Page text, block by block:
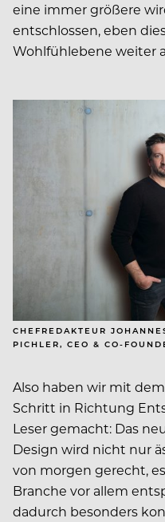
eine immer größere
entschlossen, eben
Wohlfühlebene weiter
CHEFREDAKTEUR
PICHLER, CEO & CO-
Also haben wir mit
Schritt in Richtung
Leser gemacht: Das
Design wird nicht nur
von morgen gerecht,
Branche vor allem
dadurch besonders